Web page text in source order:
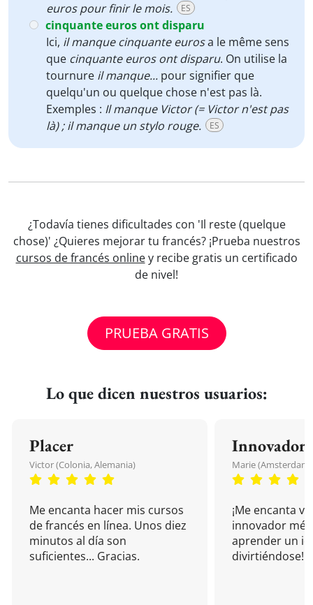
euros pour finir le mois.
ES
cinquante euros ont disparu
Ici, il manque cinquante eurosa le même sens
que cinquante euros ont disparu. On utilise la
tournure il manque... pour signifier que
quelqu'un ou quelque chose n'est pas là.
Exemples : Il manque Victor (= Victor n'est pas
là) ; il manque un stylo rouge.
ES
¿Todavía tienes dificultades con 'Il reste (quelque
chose)' ¿Quieres mejorar tu francés? ¡Prueba nuestros
cursos de francés onliney recibe gratis un certificado
de nivel!
PRUEBA GRATIS
Lo que dicen nuestros usuarios:
Placer
Victor (Colonia, Alemania)
Me encanta hacer mis cursos
de francés en línea. Unos diez
minutos al día son
suficientes... Gracias.
Innovador
Marie (Amsterdam,
¡Me encanta
innovador
aprender un
divirtiéndose!